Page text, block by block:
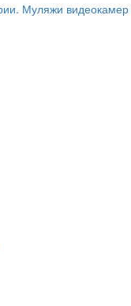
Муляжи видеокамер